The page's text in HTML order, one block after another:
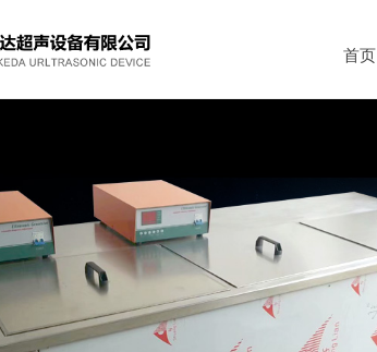
首页